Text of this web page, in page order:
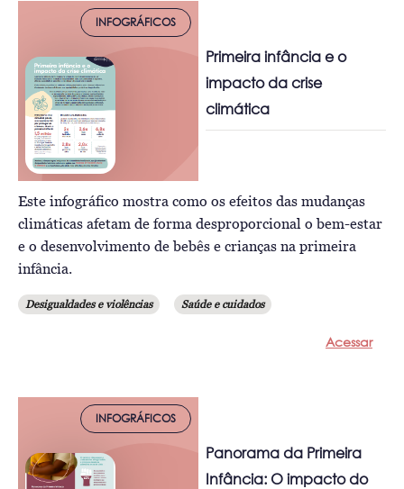
INFOGRÁFICOS
Primeira infância e o
impacto da crise
climática
Este infográfico mostra como os efeitos das mudanças
climáticas afetam de forma desproporcional o bem-estar
e o desenvolvimento de bebês e crianças na primeira
infância.
Desigualdades e violências Saúde e cuidados
Acessar
INFOGRÁFICOS
Panorama da Primeira
Infância: O impacto do